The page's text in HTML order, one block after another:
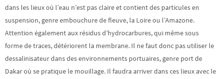
dans les lieux où l’eau n’est pas claire et contient des particules en
suspension, genre embouchure de fleuve, la Loire ou l’Amazone.
Attention également aux résidus d’hydrocarbures, qui même sous
forme de traces, détériorent la membrane. Il ne faut donc pas utiliser le
dessalinisateur dans des environnements portuaires, genre port de
Dakar où se pratique le mouillage. Il faudra arriver dans ces lieux avec le